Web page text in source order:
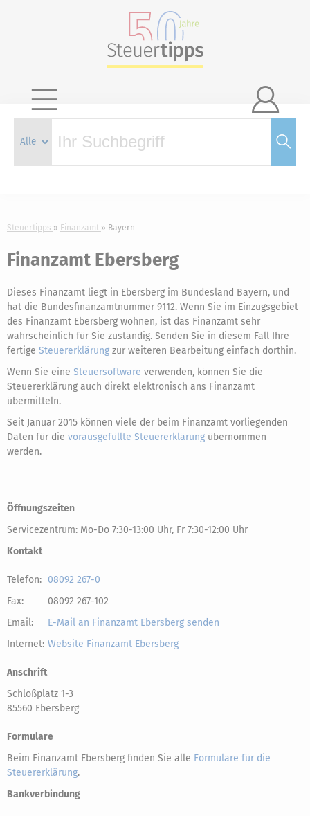

Steuertipps Finanzamt Bayern
Finanzamt Ebersberg
Dieses Finanzamt liegt in Ebersberg im Bundesland Bayern, und
hat die Bundesfinanzamtnummer 9112. Wenn Sie im Einzugsgebiet
des Finanzamt Ebersberg wohnen, ist das Finanzamt sehr
wahrscheinlich für Sie zuständig. Senden Sie in diesem Fall Ihre
fertige Steuererklärung zur weiteren Bearbeitung einfach dorthin.
Wenn Sie eine Steuersoftware verwenden, können Sie die
Steuererklärung auch direkt elektronisch ans Finanzamt
übermitteln.
Seit Januar 2015 können viele der beim Finanzamt vorliegenden
Daten für die vorausgefüllte Steuererklärung übernommen
werden.
Öffnungszeiten
Servicezentrum: Mo-Do 7:30-13:00 Uhr, Fr 7:30-12:00 Uhr
Kontakt
Telefon: 08092 267-0
Fax:
08092 267-102
Email:
E-Mail an Finanzamt Ebersberg senden
Internet: Website Finanzamt Ebersberg
Anschrift
Schloßplatz 1-3
85560 Ebersberg
Formulare
Beim Finanzamt Ebersberg finden Sie alle Formulare für die
Steuererklärung.
Bankverbindung